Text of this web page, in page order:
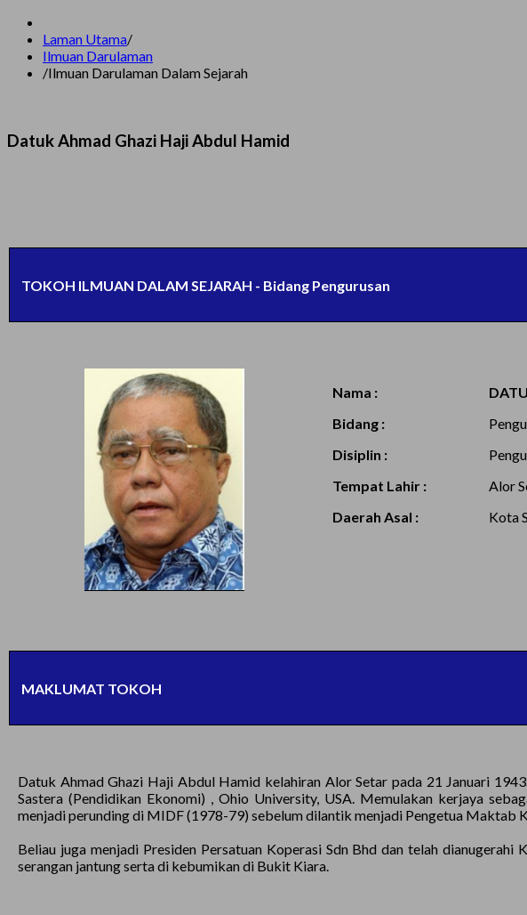
Laman Utama/
Ilmuan Darulaman
/Ilmuan Darulaman Dalam Sejarah
Datuk Ahmad Ghazi Haji Abdul Hamid
TOKOH ILMUAN DALAM SEJARAH - Bidang Pengurusan
Nama :
Bidang :
Disiplin :
Tempat Lahir :
Daerah Asal :
Alor
Kota
MAKLUMAT TOKOH
Datuk Ahmad Ghazi Haji Abdul Hamid kelahiran Alor Setar pada 21 Januari
Sastera (Pendidikan Ekonomi) , Ohio University, USA. Memulakan kerjaya
menjadi perunding di MIDF (1978-79) sebelum dilantik menjadi Pengetua Maktab
Beliau juga menjadi Presiden Persatuan Koperasi Sdn Bhd dan telah
serangan jantung serta di kebumikan di Bukit Kiara.